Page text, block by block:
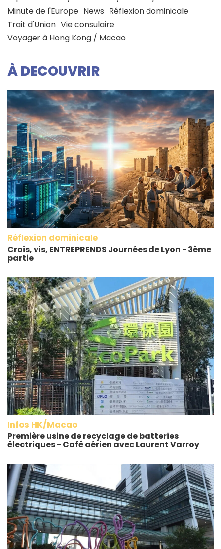
Minute de l'Europe News Réflexion dominicale
Trait d'Union Vie consulaire
Voyager à Hong Kong / Macao
À DECOUVRIR
Réflexion dominicale
Crois, vis, ENTREPRENDS Journées de Lyon - 3ème
partie
Infos HK/Macao
Première usine de recyclage de batteries
électriques - Café aérien avec Laurent Varroy